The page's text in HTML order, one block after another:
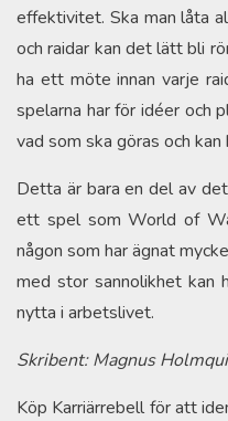
effektivitet. Ska man låta
och raidar kan det lätt bli
ha ett möte innan varje
spelarna har för idéer och
vad som ska göras och
Detta är bara en del av
ett spel som World of
någon som har ägnat
med stor sannolikhet kan
nytta i arbetslivet.
Skribent: Magnus
Köp Karriärrebell för att